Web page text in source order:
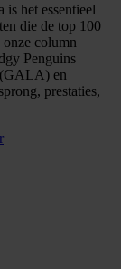
is het essentieel
die de top 100
column
Penguins
en
prestaties,